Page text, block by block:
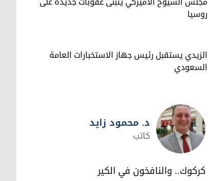
روسيا
الزيدي يستقبل رئيس جهاز الاستخبارات العامة
السعودي
د. محمود زايد
د. محمود زايد
كاتب
كركوك.. والنافخون في الكير